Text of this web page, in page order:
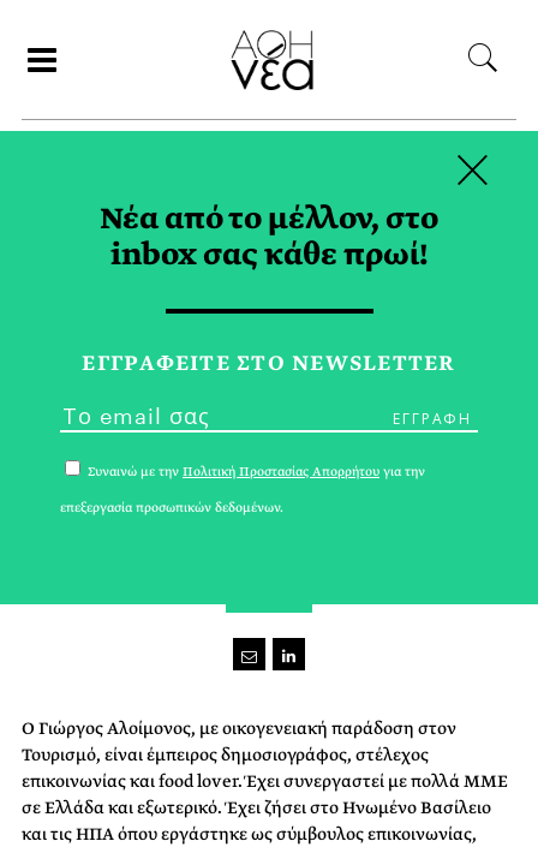
ΓΙΩΡΓΟΣ ΑΛΟΙΜΟΝΟΣ
O Γιώργος Αλοίμονος, με οικογενειακή παράδοση στον
Τουρισμό, είναι έμπειρος δημοσιογράφος, στέλεχος
επικοινωνίας και food lover. Έχει συνεργαστεί με πολλά ΜΜΕ
σε Ελλάδα και εξωτερικό. Έχει ζήσει στο Ηνωμένο Βασίλειο
και τις ΗΠΑ όπου εργάστηκε ως σύμβουλος επικοινωνίας,
Νέα από το μέλλον, στο
inbox σας κάθε πρωί!
ΕΓΓPΑΦΕΙΤΕ ΣΤΟ NEWSLETTER
Συναινώ με την Πολιτική Προστασίας Απορρήτου για την
επεξεργασία προσωπικών δεδομένων.
×